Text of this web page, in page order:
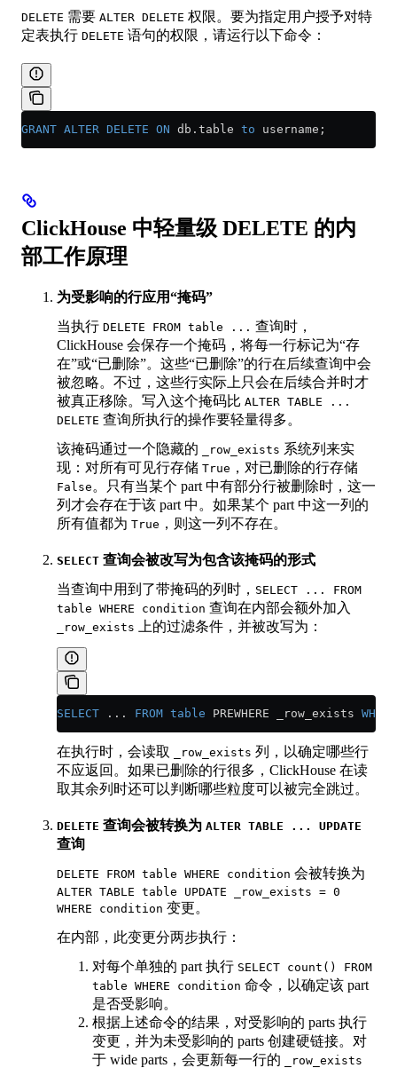
DELETE 需要 ALTER DELETE 权限。要为指定用户授予对特
定表执行 DELETE 语句的权限，请运行以下命令：
GRANT ALTER DELETE ON db . table to username;
ClickHouse 中轻量级 DELETE 的内
部工作原理
为受影响的行应用“掩码”
当执行 DELETE FROM table ... 查询时，
ClickHouse 会保存一个掩码，将每一行标记为“存
在”或“已删除”。这些“已删除”的行在后续查询中会
被忽略。不过，这些行实际上只会在后续合并时才
被真正移除。写入这个掩码比 ALTER TABLE ...
DELETE 查询所执行的操作要轻量得多。
该掩码通过一个隐藏的
_row_exists 系统列来实
现：对所有可见行存储 True ，对已删除的行存储
False 。只有当某个 part 中有部分行被删除时，这一
列才会存在于该 part 中。如果某个 part 中这一列的
所有值都为 True ，则这一列不存在。
SELECT 查询会被改写为包含该掩码的形式
当查询中用到了带掩码的列时， SELECT ... FROM
table WHERE condition 查询在内部会额外加入
_row_exists 上的过滤条件，并被改写为：
SELECT ... FROM table PREWHERE _row_exists WHERE
在执行时，会读取 _row_exists 列，以确定哪些行
不应返回。如果已删除的行很多，ClickHouse 在读
取其余列时还可以判断哪些粒度可以被完全跳过。
DELETE 查询会被转换为 ALTER TABLE ... UPDATE
查询
DELETE FROM table WHERE condition 会被转换为
ALTER TABLE table UPDATE _row_exists = 0
WHERE condition 变更。
在内部，此变更分两步执行：
对每个单独的 part 执行 SELECT count() FROM
table WHERE condition 命令，以确定该 part
是否受影响。
根据上述命令的结果，对受影响的 parts 执行
变更，并为未受影响的 parts 创建硬链接。对
于 wide parts，会更新每一行的
_row_exists